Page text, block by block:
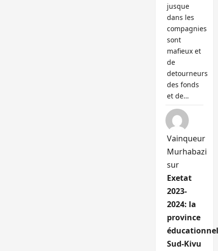
jusque
dans les
compagnies
sont
mafieux et
de
detourneurs
des fonds
et de…
Vainqueur
Murhabazi
sur
Exetat
2023-
2024: la
province
Sud-Kivu